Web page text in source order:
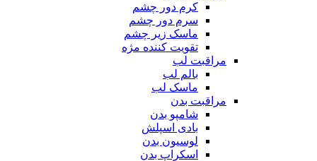
کرم دور چشم
سرم دور چشم
ماسک زیر چشم
تقویت کننده مژه
مراقبت لب
بالم لب
ماسک لب
مراقبت بدن
شامپو بدن
بادی اسپلش
لوسیون بدن
اسکراپ بدن